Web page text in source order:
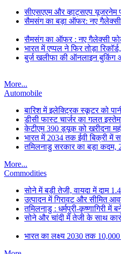
सीएसएएम और व्हाट्सएप यूजरनेम
सैमसंग का बड़ा ऑफर: नए गैलेक्सी
सैमसंग का ऑफर : नए गैलेक्सी
भारत में एप्पल ने फिर तोड़ा
बुर्ज खलीफा की ऑनलाइन बुकिंग
More...
Automobile
बारिश में इलेक्ट्रिक स्कूटर को
डीसी फास्ट चार्जर का गलत
केटीएम 390 ड्यूक को खरीदना
भारत में 2034 तक ईवी बिक्री में
तमिलनाडु सरकार का बड़ा कदम,
More...
Commodities
सोने में बड़ी तेजी, वायदा में दाम
उत्पादन में गिरावट और सीमित
तमिलनाडु : धर्मपुरी-कृष्णागिरी में
सोने और चांदी में तेजी के साथ
भारत का लक्ष्य 2030 तक